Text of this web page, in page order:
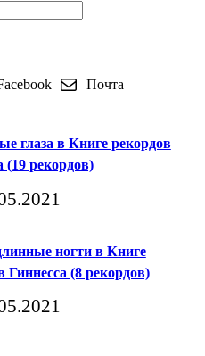
Почта
глаза в Книге рекордов
(19 рекордов)
ногти в Книге
Гиннесса (8 рекордов)